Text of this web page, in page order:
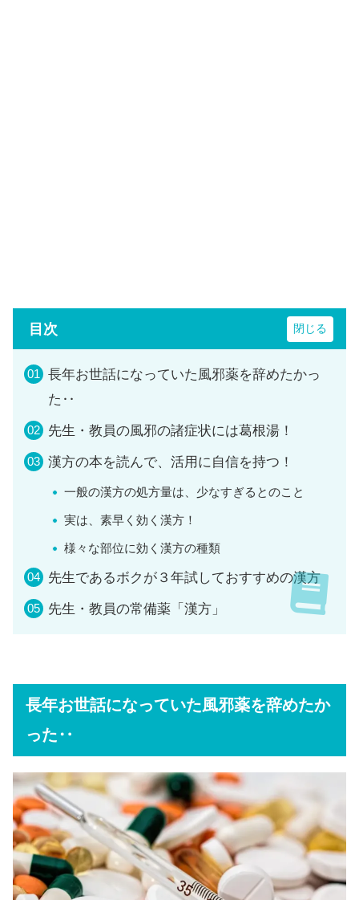
目次
長年お世話になっていた風邪薬を辞めたかっ
た‥
先生・教員の風邪の諸症状には葛根湯！
漢方の本を読んで、活用に自信を持つ！
一般の漢方の処方量は、少なすぎるとのこと
実は、素早く効く漢方！
様々な部位に効く漢方の種類
先生であるボクが３年試しておすすめの漢方
先生・教員の常備薬「漢方」
長年お世話になっていた風邪薬を辞めたか
った‥